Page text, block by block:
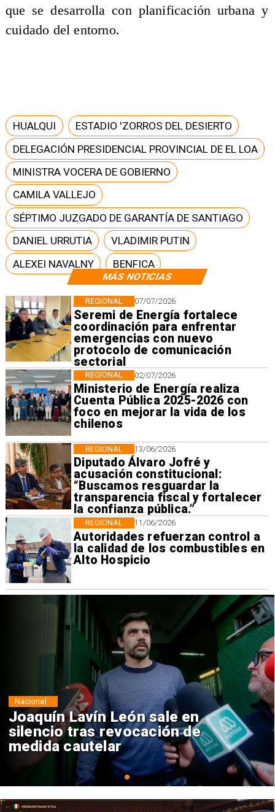
MÁS NOTICIAS
07/07/2026
Seremi de Energía fortalece
coordinación para enfrentar
emergencias con nuevo
protocolo de comunicación
sectorial
REGIONAL
02/07/2026
Ministerio de Energía realiza
Cuenta Pública 2025-2026 con
foco en mejorar la vida de los
chilenos
REGIONAL
13/06/2026
Diputado Álvaro Jofré y
acusación constitucional:
“Buscamos resguardar la
transparencia fiscal y fortalecer
la confianza pública.”
REGIONAL
11/06/2026
Autoridades refuerzan control a
la calidad de los combustibles en
Alto Hospicio
REGIONAL
que se desarrolla con planificación urbana y
cuidado del entorno.
HUALQUI
ESTADIO 'ZORROS DEL DESIERTO
DELEGACIÓN PRESIDENCIAL PROVINCIAL DE EL LOA
MINISTRA VOCERA DE GOBIERNO
CAMILA VALLEJO
SÉPTIMO JUZGADO DE GARANTÍA DE SANTIAGO
DANIEL URRUTIA
VLADIMIR PUTIN
ALEXEI NAVALNY
BENFICA
Chile y Venezuela formalizan
reinicio de relaciones
consulares
Nacional